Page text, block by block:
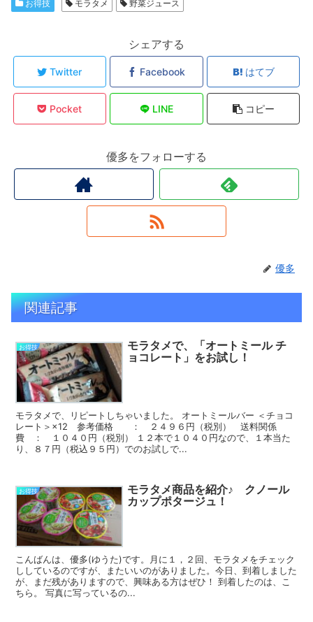
お得技 モラタメ 野菜ジュース
シェアする
Twitter Facebook はてブ
Pocket LINE コピー
優多をフォローする
優多
関連記事
お得技
モラタメで、「オートミール チ
ョコレート」をお試し！
モラタメで、リピートしちゃいました。 オートミールバー ＜チョコ
レート＞×12 参考価格 ： ２４９６円（税別） 送料関係
費 ： １０４０円（税別） １２本で１０４０円なので、１本当た
り、８７円（税込９５円）でのお試しで...
お得技
モラタメ商品を紹介♪ クノール
カップポタージュ！
こんばんは、優多(ゆうた)です。月に１，２回、モラタメをチェック
ししているのですが、またいいのがありました。今日、到着しました
が、まだ残がありますので、興味ある方はぜひ！ 到着したのは、こ
ちら。 写真に写っているの...